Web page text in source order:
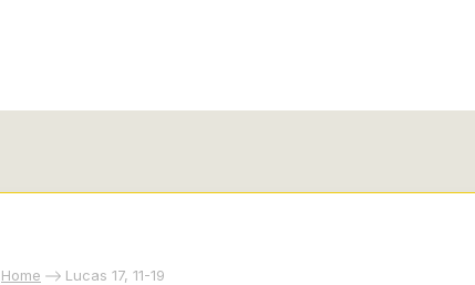
Home Lucas 17, 11-19